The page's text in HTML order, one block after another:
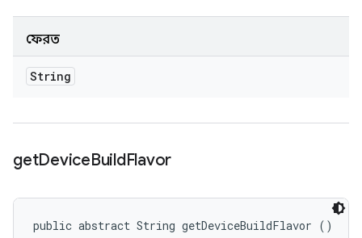
ফেরত
String
getDeviceBuildFlavor
public abstract String getDeviceBuildFlavor ()